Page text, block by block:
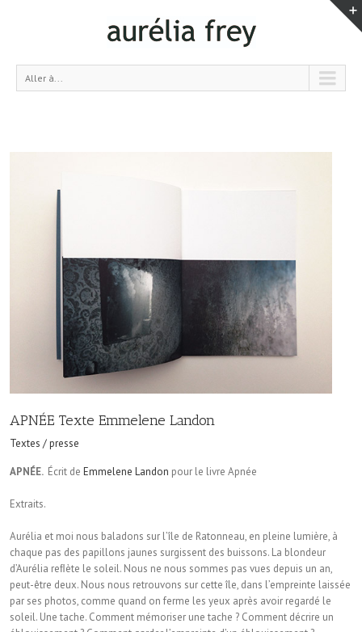
Aller à...
APNÉE Texte Emmelene Landon
Textes / presse
APNÉE. Écrit de Emmelene Landon pour le livre Apnée
Extraits.
Aurélia et moi nous baladons sur l’île de Ratonneau, en pleine lumière, à
chaque pas des papillons jaunes surgissent des buissons. La blondeur
d’Aurélia reﬂète le soleil. Nous ne nous sommes pas vues depuis un an,
peut-être deux. Nous nous retrouvons sur cette île, dans l’empreinte laissée
par ses photos, comme quand on ferme les yeux après avoir regardé le
soleil. Une tache. Comment mémoriser une tache ? Comment décrire un